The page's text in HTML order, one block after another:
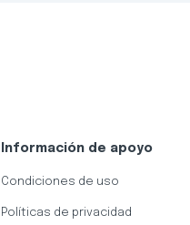
Información de apoyo
Condiciones de uso
Políticas de privacidad